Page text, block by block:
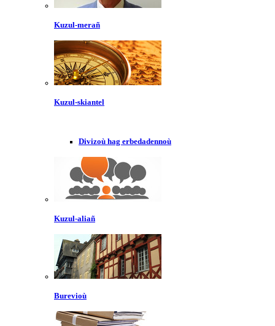
Kuzul-merañ
Kuzul-skiantel
Divizoù hag erbedadennoù
Kuzul-aliañ
Burevioù